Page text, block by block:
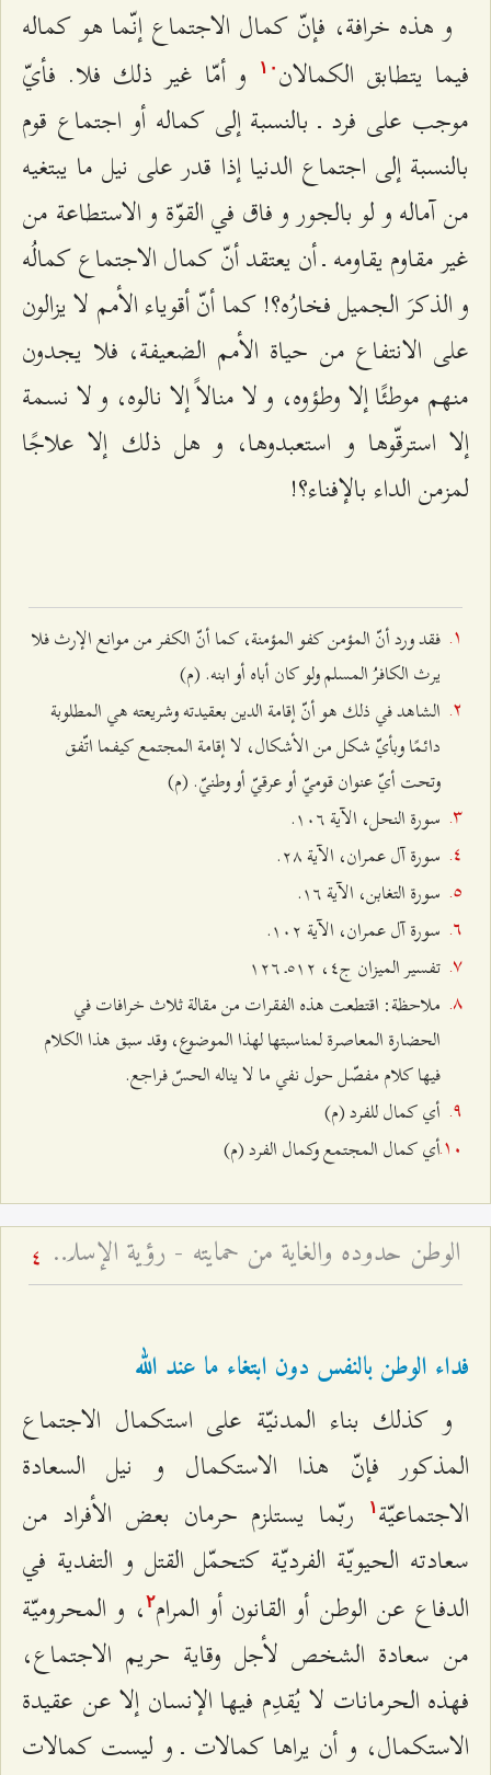
و هذه خرافة، فإنّ كمال الاجتماع إنّما هو كماله
فيما يتطابق الكمالان ۱۰
و أمّا غير ذلك فلا. فأيّ
موجب على فرد ـ بالنسبة إلى كماله أو اجتماع قوم
بالنسبة إلى اجتماع الدنيا إذا قدر على نيل ما يبتغيه
من آماله و لو بالجور و فاق في القوّة و الاستطاعة من
غير مقاوم يقاومه ـ أن يعتقد أنّ كمال الاجتماع كمالُه
و الذكرَ الجميل فخارُه؟! كما أنّ أقوياء الأمم لا يزالون
على الانتفاع من حياة الأمم الضعيفة، فلا يجدون
منهم موطئًا إلا وطؤوه، و لا منالاً إلا نالوه، و لا نسمة
إلا استرقّوها و استعبدوها، و هل ذلك إلا علاجًا
لمزمن الداء بالإفناء؟!
فقد ورد أنّ المؤمن كفو المؤمنة، كما أنّ الكفر من موانع الإرث فلا
يرث الكافرُ المسلم ولو كان أباه أو ابنه. (م)
الشاهد في ذلك هو أنّ إقامة الدين بعقيدته وشريعته هي المطلوبة
دائمًا وبأيّ شكل من الأشكال، لا إقامة المجتمع كيفما اتّفق
وتحت أيّ عنوان قوميّ أو عرقيّ أو وطنيّ. (م)
سورة النحل، الآية ١٠٦.
سورة آل عمران، الآية ٢٨.
سورة التغابن، الآية ۱٦.
سورة آل عمران، الآية ١٠٢.
تفسير الميزان ج٤، ٥۱٢ـ ۱٢٦
ملاحظة: اقتطعت هذه الفقرات من مقالةثلاث خرافات في
الحضارة المعاصرةلمناسبتها لهذا الموضوع، وقد سبق هذا الكلام
فيها كلام مفصّل حول نفي ما لا يناله الحسّ فراجع.
أي كمال للفرد (م)
أي كمال المجتمع وكمال الفرد (م)
الوطن حدوده والغاية من حمايته - رؤية الإسلام حول القوميّة والوطنيّة 4
فداء الوطن بالنفس دون ابتغاء ما عند الله
و كذلك بناء المدنيّة على استكمال الاجتماع
المذكور فإنّ هذا الاستكمال و نيل السعادة
الاجتماعيّة ۱
ربّما يستلزم حرمان بعض الأفراد من
سعادته الحيويّة الفرديّة كتحمّل القتل و التفدية في
الدفاع عن الوطن أو القانون أو المرام٢، و المحروميّة
من سعادة الشخص لأجل وقاية حريم الاجتماع،
فهذه الحرمانات لا يُقدِم فيها الإنسان إلا عن عقيدة
الاستكمال، و أن يراها كمالات ـ و ليست كمالات